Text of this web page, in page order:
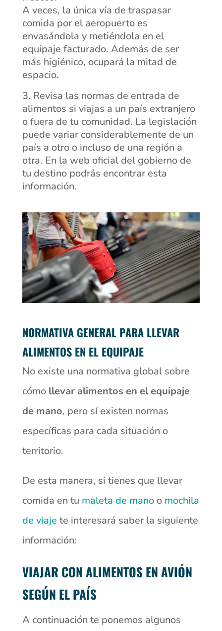
A veces, la única vía de traspasar
comida por el aeropuerto es
envasándola y metiéndola en el
equipaje facturado. Además de ser
más higiénico, ocupará la mitad de
espacio.
Revisa las normas de entrada de
alimentos si viajas a un país extranjero
o fuera de tu comunidad. La legislación
puede variar considerablemente de un
país a otro o incluso de una región a
otra. En la web oficial del gobierno de
tu destino podrás encontrar esta
información.
NORMATIVA GENERAL PARA LLEVAR
ALIMENTOS EN EL EQUIPAJE
No existe una normativa global sobre
cómo llevar alimentos en el equipaje
de mano, pero sí existen normas
específicas para cada situación o
territorio.
De esta manera, si tienes que llevar
comida en tu maleta de manoo mochila
de viaje te interesará saber la siguiente
información:
VIAJAR CON ALIMENTOS EN AVIÓN
SEGÚN EL PAÍS
A continuación te ponemos algunos